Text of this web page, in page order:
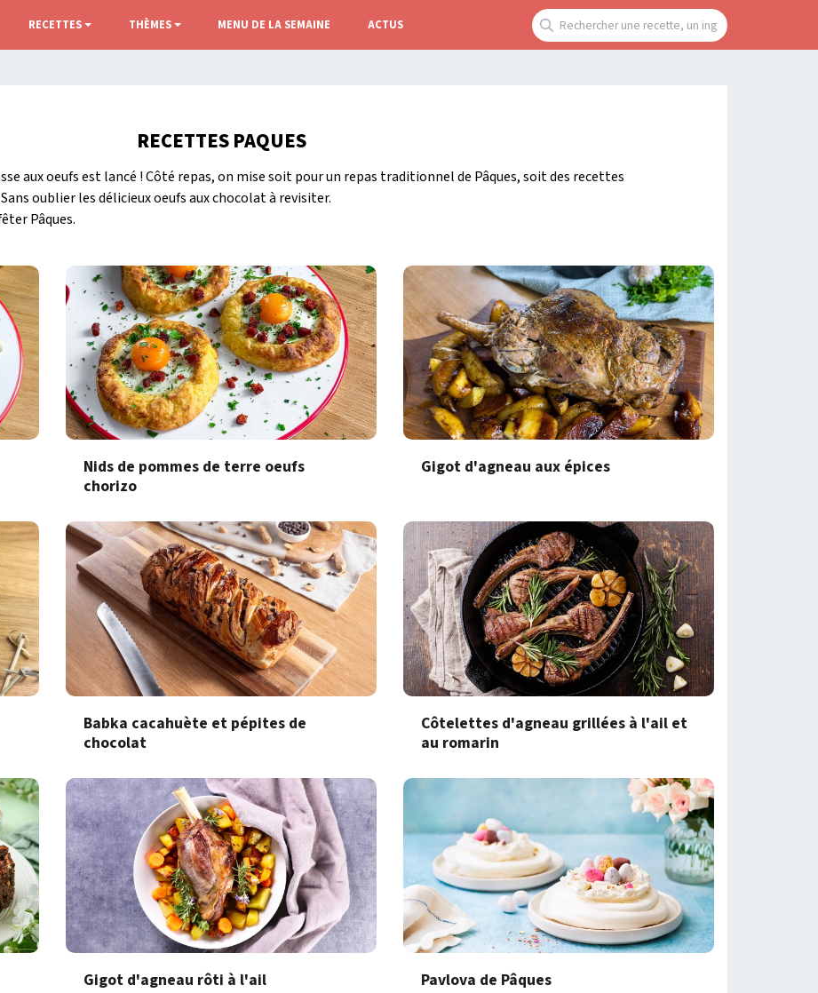
RECETTES THÈMES MENU DE LA SEMAINE ACTUS
RECETTES PAQUES
aux oeufs est lancé ! Côté repas, on mise soit pour un repas traditionnel de Pâques, soit des recettes
oublier les délicieux oeufs aux chocolat à revisiter.
Pâques.
Nids de pommes de terre oeufs
chorizo
Gigot d'agneau aux épices
Babka cacahuète et pépites de
chocolat
Côtelettes d'agneau grillées à l'ail et
au romarin
Gigot d'agneau rôti à l'ail Pavlova de Pâques